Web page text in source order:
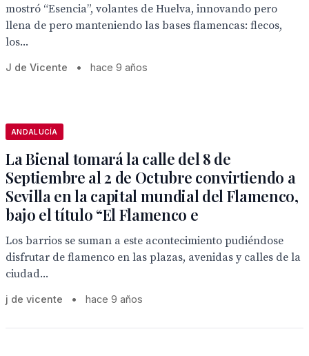
mostró “Esencia”, volantes de Huelva, innovando pero
llena de pero manteniendo las bases flamencas: flecos,
los...
J de Vicente • hace 9 años
ANDALUCÍA
La Bienal tomará la calle del 8 de
Septiembre al 2 de Octubre convirtiendo a
Sevilla en la capital mundial del Flamenco,
bajo el título “El Flamenco e
Los barrios se suman a este acontecimiento pudiéndose
disfrutar de flamenco en las plazas, avenidas y calles de la
ciudad...
j de vicente • hace 9 años